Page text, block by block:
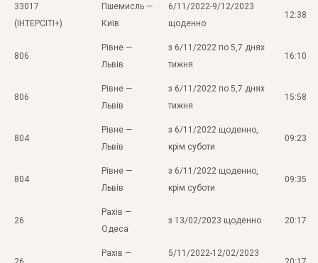
33017
(ІНТЕРСІТІ+)
Пшемисль —
Київ
6/11/2022-9/12/2023
щоденно
12:38
806
Рівне —
Львів
з 6/11/2022 по 5,7 днях
тижня
16:10
806
Рівне —
Львів
з 6/11/2022 по 5,7 днях
тижня
15:58
804
Рівне —
Львів
з 6/11/2022 щоденно,
крім суботи
09:23
804
Рівне —
Львів
з 6/11/2022 щоденно,
крім суботи
09:35
26
Рахів —
Одеса
з 13/02/2023 щоденно 20:17
Рахів —
5/11/2022-12/02/2023